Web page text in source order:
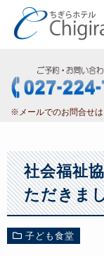
※メールでのお問合せは
社会福祉
ただきま
子ども食堂